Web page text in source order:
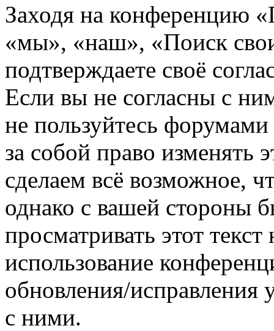
Заходя на конференцию
«мы», «наш», «Поиск
подтверждаете своё
Если вы не согласны с
не пользуйтесь
за собой право изменять
сделаем всё возможное,
однако с вашей стороны
просматривать этот
использование
обновления/исправления
с ними.